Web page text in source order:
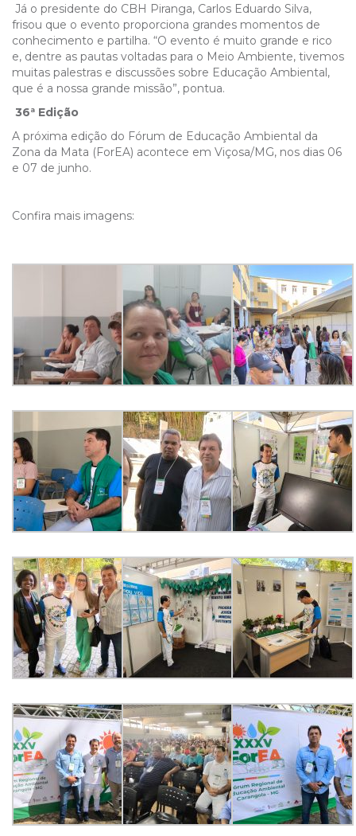
Já o presidente do CBH Piranga, Carlos Eduardo Silva,
frisou que o evento proporciona grandes momentos de
conhecimento e partilha. “O evento é muito grande e rico
e, dentre as pautas voltadas para o Meio Ambiente, tivemos
muitas palestras e discussões sobre Educação Ambiental,
que é a nossa grande missão”, pontua.
36ª Edição
A próxima edição do Fórum de Educação Ambiental da
Zona da Mata (ForEA) acontece em Viçosa/MG, nos dias 06
e 07 de junho.
Confira mais imagens: